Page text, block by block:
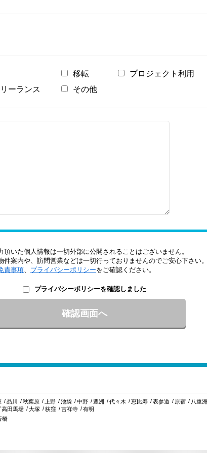
移転 プロジェクト利用
ーランス
その他
頂いた個人情報は一切外部に公開されることはございません。
件案内や、訪問営業などは一切行っておりませんのでご安心下さい。
責事項、 プライバシーポリシーをご確認ください。
プライバシーポリシーを確認しました
品川 秋葉原 上野 池袋 中野 豊洲 代々木 恵比寿 表参道 原宿 八重洲
高田馬場 大塚 荻窪 吉祥寺
有明
橋